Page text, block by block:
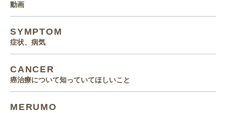
動画
SYMPTOM
症状、病気
CANCER
癌治療について知っていてほしいこと
MERUMO